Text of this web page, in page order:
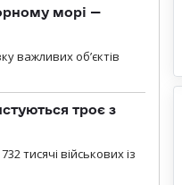
морі —
важливих об’єктів
троє з
тисячі військових із